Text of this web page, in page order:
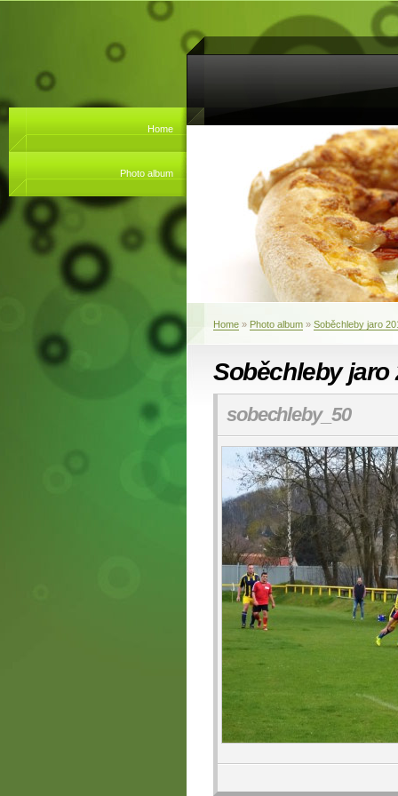
Home
Photo album
Home » Photo album » Soběchleby jaro
Soběchleby jaro
sobechleby_50